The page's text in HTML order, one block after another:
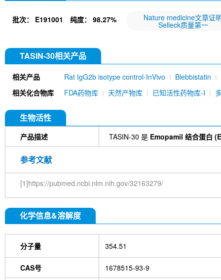
批次： E191001 纯度： 98.27% Nature medicine文章证
Selleck质量第一
TASIN-30相关产品
相关产品 Rat IgG2b isotype control-InVivo
Blebbistatin
MU)
Rat IgG1 isotype control-InVivo
Farrerol
Chlorogenic Acid
2,2,2-Tribromoethanol
Hydroxytyrosol
D-(+)-Trehalose
Hyaluronic acid (Hyaluronan)
GSK805
E7820
Sphingosine HQNO
Iodoacetamide
(Rabbit mAb) [B17N21]
Fetuin, Fetal Bovine
i-Inositol
Molsidomine Methylmalonate
N-Acetylneuraminic acid
Verbenalin
Acetylglucosamine
Creatine monohydrate
(-)-Glucose
Itaconic acid Hypromellose
EGCG Octaacetate
isotype control-InVivo
MCM2 Antibody (Rabbit
Antibody (Rabbit mAb) [M19D5]
相关化合物库 FDA药物库 天然产物库 已知活性药物库-I
生物活性
产品描述 TASIN-30 是 Emopamil 结合蛋白
参考文献
[1]https://pubmed.ncbi.nlm.nih.gov/32163279/
化学信息&溶解度
分子量 354.51
CAS号 1678515-93-9